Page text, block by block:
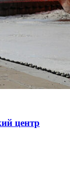
центр